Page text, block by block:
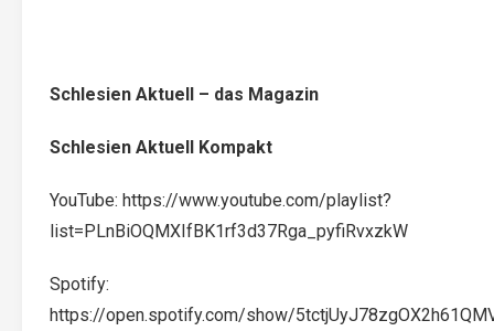
Schlesien Aktuell – das Magazin
Schlesien Aktuell Kompakt
YouTube: https://www.youtube.com/playlist?
list=PLnBiOQMXIfBK1rf3d37Rga_pyfiRvxzkW
Spotify:
https://open.spotify.com/show/